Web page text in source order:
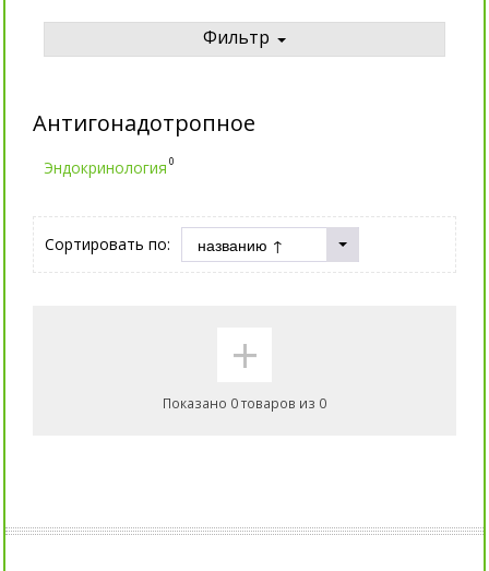
Фильтр
Антигонадотропное
Эндокринология 0
Сортировать по:
+
Показано 0 товаров из 0